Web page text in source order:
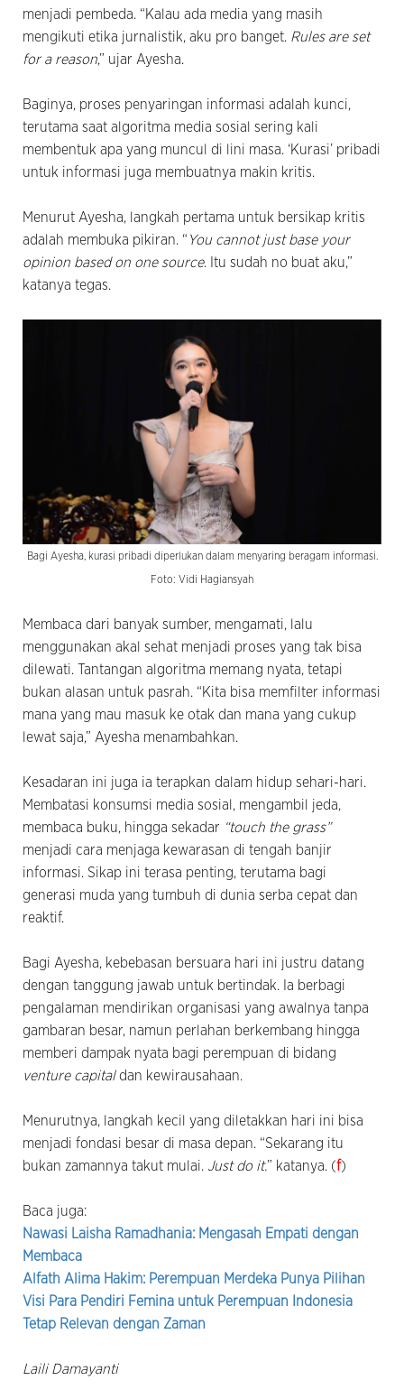
menjadi pembeda. “Kalau ada media yang masih
mengikuti etika jurnalistik, aku pro banget. Rules are set
for a reason,” ujar Ayesha.
Baginya, proses penyaringan informasi adalah kunci,
terutama saat algoritma media sosial sering kali
membentuk apa yang muncul di lini masa. ‘Kurasi’ pribadi
untuk informasi juga membuatnya makin kritis.
Menurut Ayesha, langkah pertama untuk bersikap kritis
adalah membuka pikiran. “ You cannot just base your
opinion based on one source. Itu sudah no buat aku,”
katanya tegas.
Bagi Ayesha, kurasi pribadi diperlukan dalam menyaring beragam informasi.
Foto: Vidi Hagiansyah
Membaca dari banyak sumber, mengamati, lalu
menggunakan akal sehat menjadi proses yang tak bisa
dilewati. Tantangan algoritma memang nyata, tetapi
bukan alasan untuk pasrah. “Kita bisa memfilter informasi
mana yang mau masuk ke otak dan mana yang cukup
lewat saja,” Ayesha menambahkan.
Kesadaran ini juga ia terapkan dalam hidup sehari-hari.
Membatasi konsumsi media sosial, mengambil jeda,
membaca buku, hingga sekadar “touch the grass”
menjadi cara menjaga kewarasan di tengah banjir
informasi. Sikap ini terasa penting, terutama bagi
generasi muda yang tumbuh di dunia serba cepat dan
reaktif.
Bagi Ayesha, kebebasan bersuara hari ini justru datang
dengan tanggung jawab untuk bertindak. Ia berbagi
pengalaman mendirikan organisasi yang awalnya tanpa
gambaran besar, namun perlahan berkembang hingga
memberi dampak nyata bagi perempuan di bidang
venture capitaldan kewirausahaan.
Menurutnya, langkah kecil yang diletakkan hari ini bisa
menjadi fondasi besar di masa depan. “Sekarang itu
bukan zamannya takut mulai. Just do it.” katanya. (f)
Baca juga:
Nawasi Laisha Ramadhania: Mengasah Empati dengan
Membaca
Alfath Alima Hakim: Perempuan Merdeka Punya Pilihan
Visi Para Pendiri Femina untuk Perempuan Indonesia
Tetap Relevan dengan Zaman
Laili Damayanti